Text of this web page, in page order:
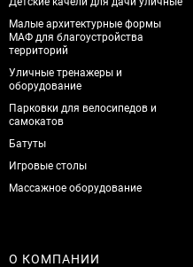
Малые архитектурные формы
МАФ для благоустройства
территорий
Уличные тренажеры и
оборудование
Парковки для велосипедов и
самокатов
Батуты
Игровые столы
Массажное оборудование
О КОМПАНИИ